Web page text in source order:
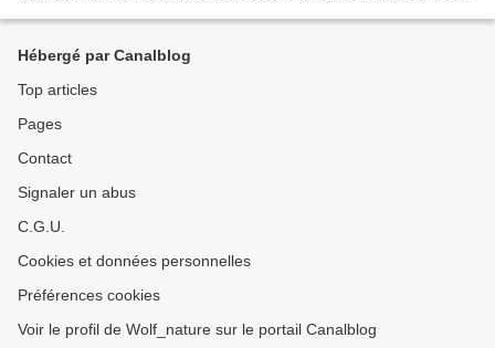
Hébergé par Canalblog
Top articles
Pages
Contact
Signaler un abus
C.G.U.
Cookies et données personnelles
Préférences cookies
Voir le profil de Wolf_nature sur le portail Canalblog